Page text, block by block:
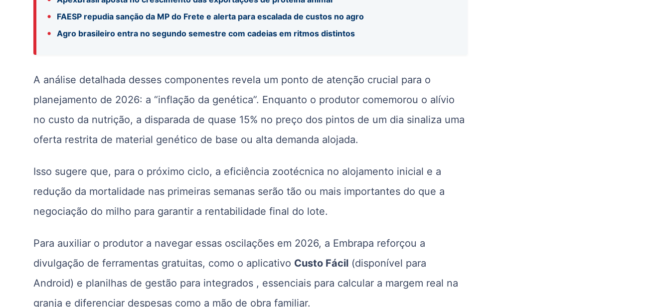
• FAESP repudia sanção da MP do Frete e alerta para escalada de custos no agro
• Agro brasileiro entra no segundo semestre com cadeias em ritmos distintos
A análise detalhada desses componentes revela um ponto de atenção crucial para o
planejamento de 2026: a “inflação da genética”. Enquanto o produtor comemorou o alívio
no custo da nutrição, a disparada de quase 15% no preço dos pintos de um dia sinaliza uma
oferta restrita de material genético de base ou alta demanda alojada.
Isso sugere que, para o próximo ciclo, a eficiência zootécnica no alojamento inicial e a
redução da mortalidade nas primeiras semanas serão tão ou mais importantes do que a
negociação do milho para garantir a rentabilidade final do lote.
Para auxiliar o produtor a navegar essas oscilações em 2026, a Embrapa reforçou a
divulgação de ferramentas gratuitas, como o aplicativo Custo Fácil (disponível para
Android) e planilhas de gestão para integrados , essenciais para calcular a margem real na
granja e diferenciar despesas como a mão de obra familiar.